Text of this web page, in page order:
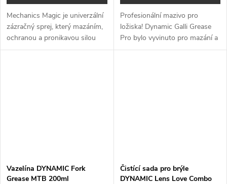
Mechanics Magic je univerzální
zázračný sprej, který mazáním,
ochranou a pronikavou silou
usnadní práci v každé dílně i
Profesionální mazivo pro
ložiska! Dynamic Galli Grease
Pro bylo vyvinuto pro mazání a
ochranu všech ložisek na kole.
Vazelína DYNAMIC Fork
Grease MTB 200ml
Čistící sada pro brýle
DYNAMIC Lens Love Combo